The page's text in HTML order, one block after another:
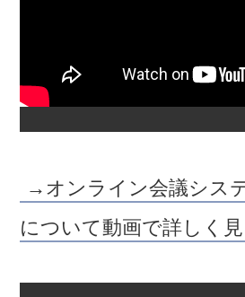
→オンライン会議システ
について動画で詳しく見